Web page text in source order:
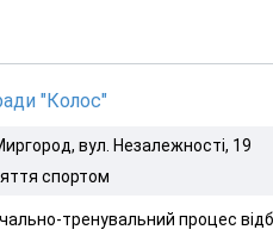
"Колос"
вул. Незалежності, 19
спортом
тренувальний процес